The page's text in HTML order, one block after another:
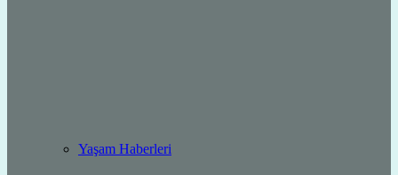
Yaşam Haberleri